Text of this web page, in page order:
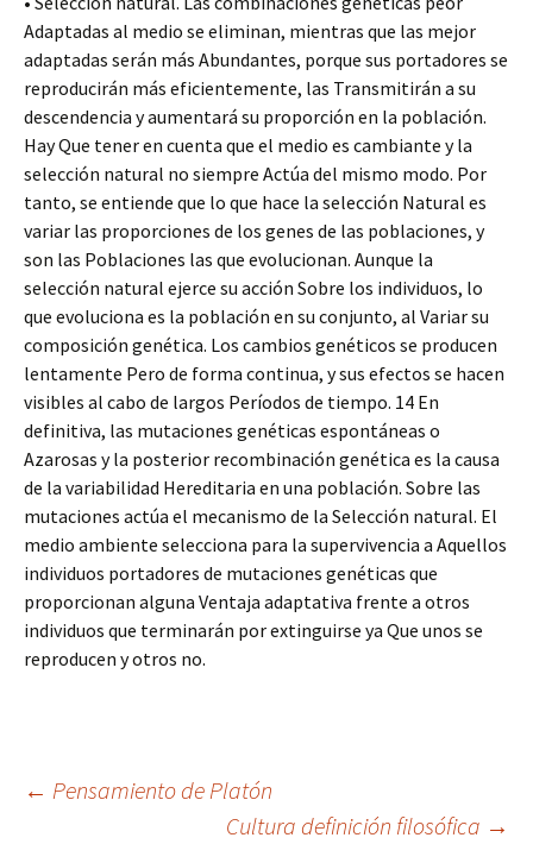
Adaptadas al medio se eliminan, mientras que las mejor
adaptadas serán más Abundantes, porque sus portadores se
reproducirán más eficientemente, las Transmitirán a su
descendencia y aumentará su proporción en la población.
Hay Que tener en cuenta que el medio es cambiante y la
selección natural no siempre Actúa del mismo modo. Por
tanto, se entiende que lo que hace la selección Natural es
variar las proporciones de los genes de las poblaciones, y
son las Poblaciones las que evolucionan. Aunque la
selección natural ejerce su acción Sobre los individuos, lo
que evoluciona es la población en su conjunto, al Variar su
composición genética. Los cambios genéticos se producen
lentamente Pero de forma continua, y sus efectos se hacen
visibles al cabo de largos Períodos de tiempo. 14 En
definitiva, las mutaciones genéticas espontáneas o
Azarosas y la posterior recombinación genética es la causa
de la variabilidad Hereditaria en una población. Sobre las
mutaciones actúa el mecanismo de la Selección natural. El
medio ambiente selecciona para la supervivencia a Aquellos
individuos portadores de mutaciones genéticas que
proporcionan alguna Ventaja adaptativa frente a otros
individuos que terminarán por extinguirse ya Que unos se
reproducen y otros no.
Navegación
← Pensamiento de Platón
Cultura definición filosófica →